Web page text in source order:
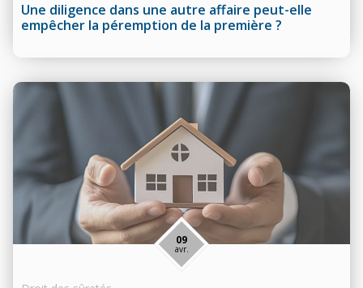
Une diligence dans une autre affaire peut-elle
empêcher la péremption de la première ?
09
avr.